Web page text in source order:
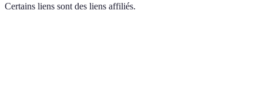
Certains liens sont des liens affiliés.